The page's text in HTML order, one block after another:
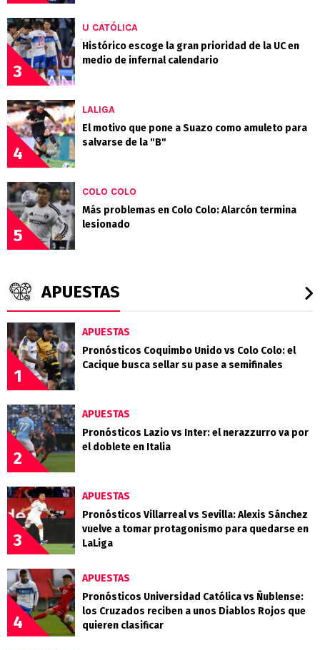
3
U CATÓLICA
Histórico escoge la gran prioridad de la UC en
medio de infernal calendario
4
LALIGA
El motivo que pone a Suazo como amuleto para
salvarse de la "B"
5
COLO COLO
Más problemas en Colo Colo: Alarcón termina
lesionado
APUESTAS
1
APUESTAS
Pronósticos Coquimbo Unido vs Colo Colo: el
Cacique busca sellar su pase a semifinales
2
APUESTAS
Pronósticos Lazio vs Inter: el nerazzurro va por
el doblete en Italia
3
APUESTAS
Pronósticos Villarreal vs Sevilla: Alexis Sánchez
vuelve a tomar protagonismo para quedarse en
LaLiga
4
APUESTAS
Pronósticos Universidad Católica vs Ñublense:
los Cruzados reciben a unos Diablos Rojos que
quieren clasificar